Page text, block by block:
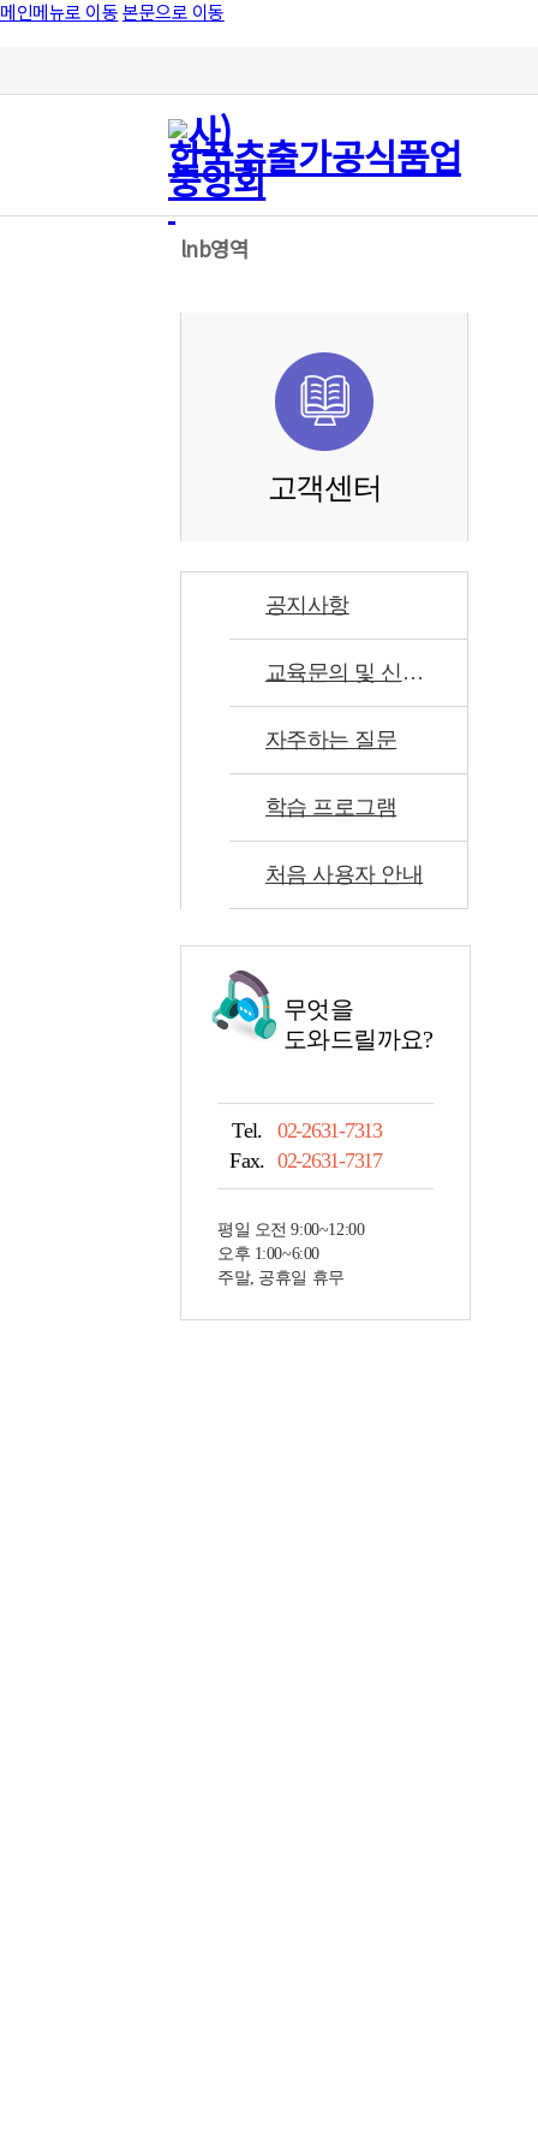
메인메뉴로 이동본문으로 이동
lnb영역
고객센터
공지사항
교육문의 및 신고센터
자주하는 질문
학습 프로그램
처음 사용자 안내
무엇을
도와드릴까요?
Tel.
02-2631-7313
Fax. 02-2631-7317
평일 오전 9:00~12:00
오후 1:00~6:00
주말, 공휴일 휴무